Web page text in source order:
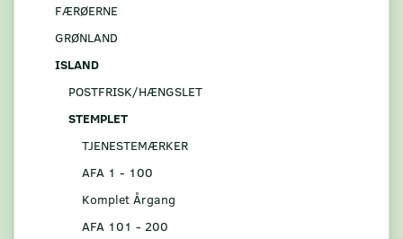
FÆRØERNE
GRØNLAND
ISLAND
POSTFRISK/HÆNGSLET
STEMPLET
TJENESTEMÆRKER
AFA 1 - 100
Komplet Årgang
AFA 101 - 200